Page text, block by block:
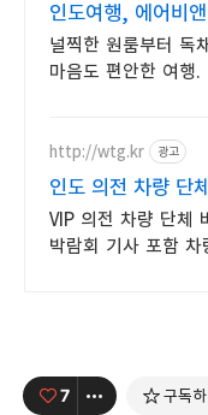
인도여행, 에어비
살아보기
널찍한 원룸부터 독
마음도 편안한 여행
http://wtg.kr 광고
인도 의전 차량 단
VIP 의전 차량 단체
박람회 기사 포함 차
7 구독